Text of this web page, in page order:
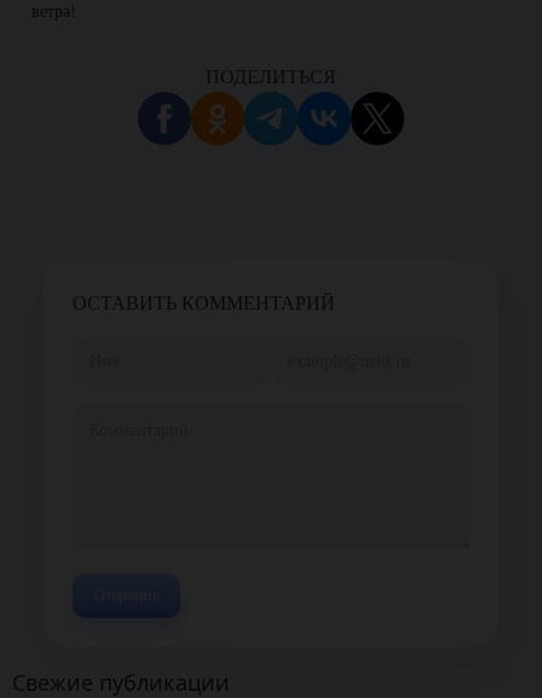
ветра!
ПОДЕЛИТЬСЯ
ОСТАВИТЬ КОММЕНТАРИЙ
Свежие публикации